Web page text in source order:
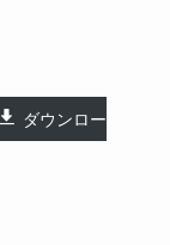
ダウンロー